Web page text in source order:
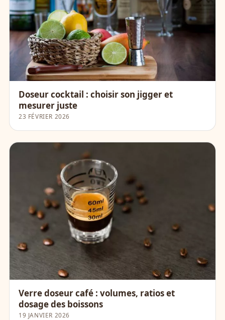
Doseur cocktail : choisir son jigger et
mesurer juste
23 FÉVRIER 2026
Verre doseur café : volumes, ratios et
dosage des boissons
19 JANVIER 2026